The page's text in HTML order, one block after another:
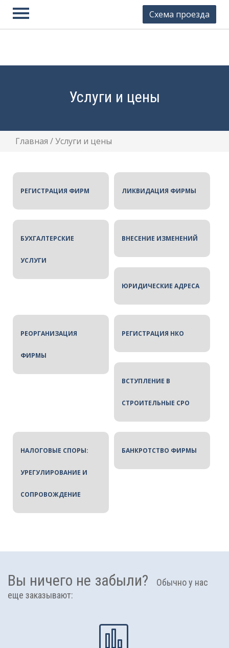
Юстион
Регистрация фирмы
Внесение изменений
Готовые фирмы
Бухгалтерские услуги
Регистрация ИП
Схема проезда
Услуги и цены
Главная /Услуги и цены
РЕГИСТРАЦИЯ ФИРМ ЛИКВИДАЦИЯ ФИРМЫ
БУХГАЛТЕРСКИЕ
УСЛУГИ
ВНЕСЕНИЕ ИЗМЕНЕНИЙ
ЮРИДИЧЕСКИЕ АДРЕСА
РЕОРГАНИЗАЦИЯ
ФИРМЫ
РЕГИСТРАЦИЯ НКО
ВСТУПЛЕНИЕ В
СТРОИТЕЛЬНЫЕ СРО
НАЛОГОВЫЕ СПОРЫ:
УРЕГУЛИРОВАНИЕ И
СОПРОВОЖДЕНИЕ
БАНКРОТСТВО ФИРМЫ
Вы ничего не забыли?
Обычно у нас
еще заказывают: